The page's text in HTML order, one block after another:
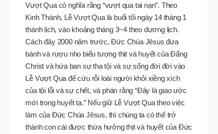
Vượt Qua có nghĩa rằng “vượt qua tai nạn”. Theo
Kinh Thánh, Lễ Vượt Qua là buổi tối ngày 14 tháng 1
thánh lịch, vào khoảng tháng 3~4 theo dương lịch.
Cách đây 2000 năm trước, Đức Chúa Jêsus đưa
bánh và rượu nho biểu tượng thịt và huyết của Đấng
Christ và hứa ban sự tha tội và sự sống đời đời vào
Lễ Vượt Qua để cứu rỗi loài người khỏi xiềng xích
của tội lỗi và sự chết, và phán rằng “Đây là giao ước
mới trong huyết ta.” Nếu giữ Lễ Vượt Qua theo việc
làm của Đức Chúa Jêsus, thì chúng ta có thể trở
thành con cái được thừa hưởng thịt và huyết của Đức